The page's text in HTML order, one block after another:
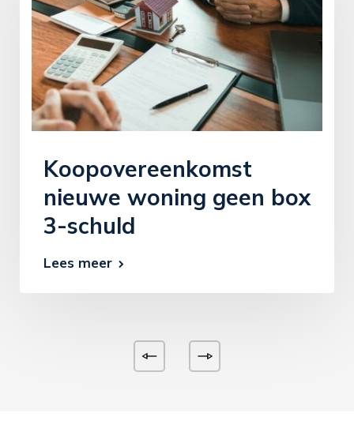
Koopovereenkomst
nieuwe woning geen box
3-schuld
Lees meer